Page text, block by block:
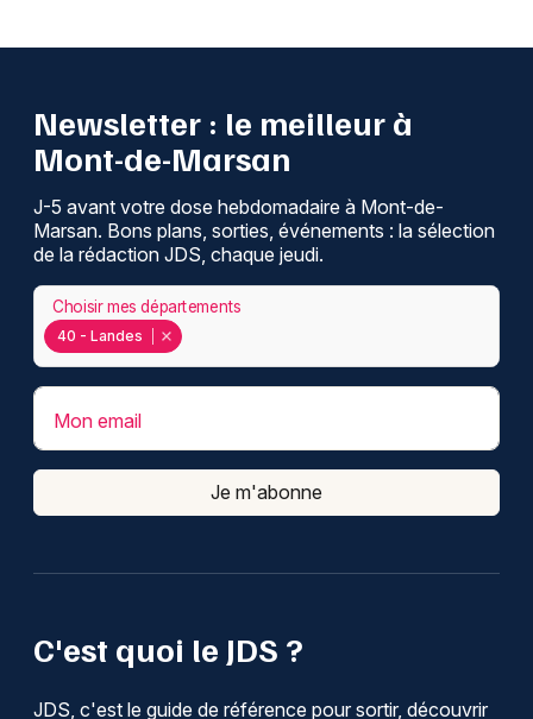
C'est quoi le JDS ?
JDS, c'est le guide de référence pour sortir, découvrir
Newsletter : le meilleur à
Mont-de-Marsan
J-5 avant votre dose hebdomadaire à Mont-de-
Marsan. Bons plans, sorties, événements : la sélection
de la rédaction JDS, chaque jeudi.
40 - Landes
Choisir mes départements
Mon email
Je m'abonne